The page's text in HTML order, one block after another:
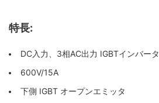
特長:
DC入力、3相AC出力 IGBTインバータ
600V/15A
下側 IGBT オープンエミッタ